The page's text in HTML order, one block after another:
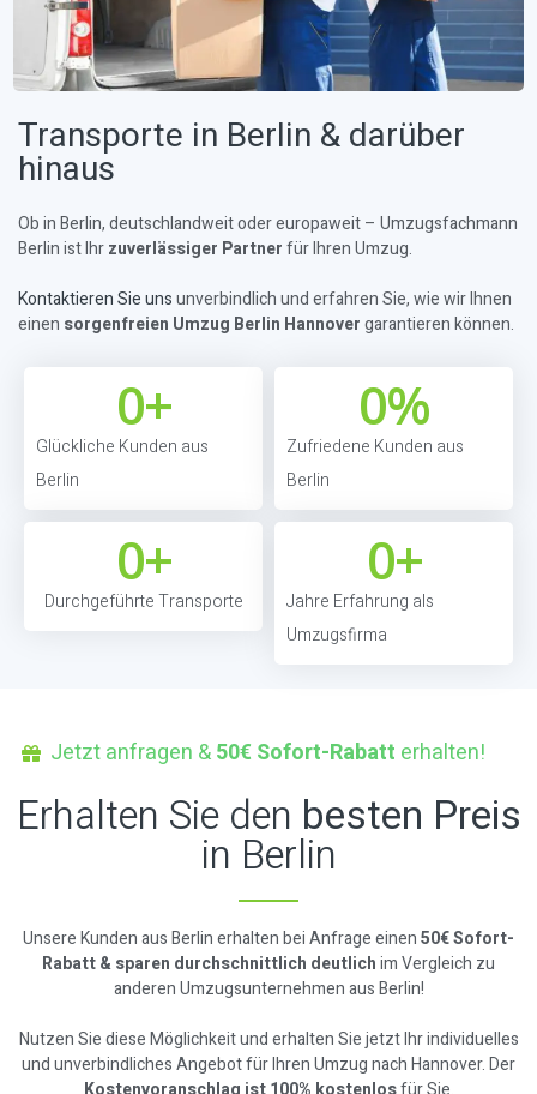
Transporte in Berlin & darüber
hinaus
Ob in Berlin, deutschlandweit oder europaweit – Umzugsfachmann
Berlin ist Ihrzuverlässiger Partnerfür Ihren Umzug.
Kontaktieren Sie unsunverbindlich und erfahren Sie, wie wir Ihnen
einen sorgenfreien Umzug Berlin Hannovergarantieren können.
Glückliche Kunden aus
Berlin
0+
Zufriedene Kunden aus
Berlin
0%
Durchgeführte Transporte
0+
Jahre Erfahrung als
Umzugsfirma
0+
Jetzt anfragen &50€ Sofort-Rabatt erhalten!
Erhalten Sie den besten Preis
in Berlin
Unsere Kunden aus Berlin erhalten bei Anfrage einen50€ Sofort-
Rabatt & sparen durchschnittlich deutlichim Vergleich zu
anderen Umzugsunternehmen aus Berlin!
Nutzen Sie diese Möglichkeit und erhalten Sie jetzt Ihr individuelles
und unverbindliches Angebot für Ihren Umzug nach Hannover. Der